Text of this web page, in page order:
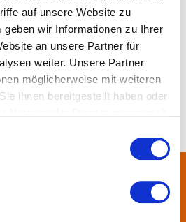
auf unsere Website zu
geben wir Informationen zu Ihrer
an unsere Partner für
weiter. Unsere Partner
möglicherweise mit weiteren
ihnen bereitgestellt haben oder